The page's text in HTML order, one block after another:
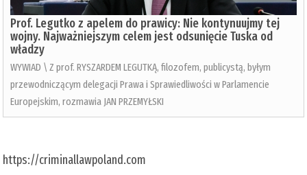
Prof. Legutko z apelem do prawicy: Nie kontynuujmy tej
wojny. Najważniejszym celem jest odsunięcie Tuska od
władzy
WYWIAD \ Z prof. RYSZARDEM LEGUTKĄ, filozofem, publicystą, byłym
przewodniczącym delegacji Prawa i Sprawiedliwości w Parlamencie
Europejskim, rozmawia JAN PRZEMYŁSKI
https://criminallawpoland.com